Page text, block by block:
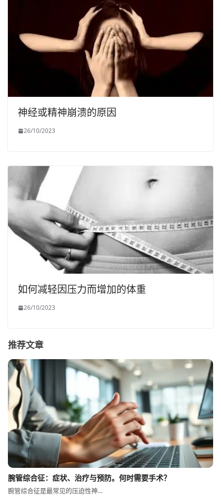
神经或精神崩溃的原因
26/10/2023
如何减轻因压力而增加的体重
26/10/2023
推荐文章
腕管综合征：症状、治疗与预防。何时需要手术？
腕管综合征是最常见的压迫性神…